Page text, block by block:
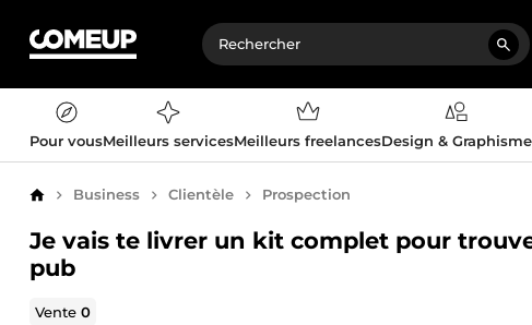
Pour vousMeilleurs servicesMeilleurs freelancesDesign & Graphisme
AccueilBusiness Clientèle Prospection
Je vais te livrer un kit complet pour
pub
Vente0